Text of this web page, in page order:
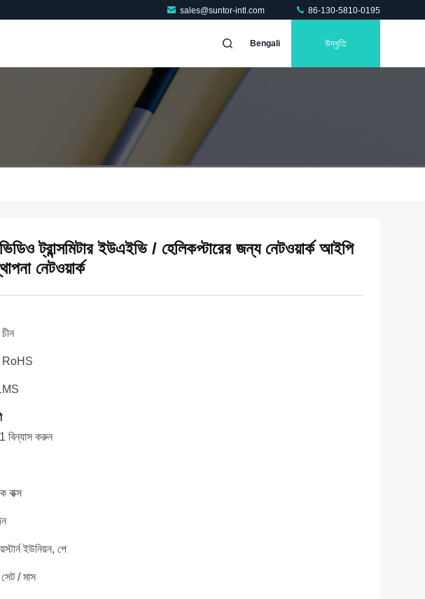
sales@suntor-intl.com 86-130-5810-0195
Bengali উদ্ধৃতি
ট্রান্সমিটার ইউএইভি / হেলিকপ্টারের জন্য নেটওয়ার্ক আইপি
নেটওয়ার্ক
RoHS
1 বিন্যাস করুন
বাক্স
ইউনিয়ন, পে
/ মাস